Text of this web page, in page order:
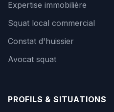
Expertise immobilière
Squat local commercial
Constat d'huissier
Avocat squat
PROFILS & SITUATIONS